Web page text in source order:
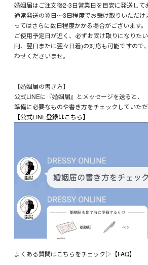
婚姻届はご注文後2-3日営業日を目安に発送して
通常発送の翌日～3日程度でお受け取りいただけ
ってはさらに数日程度かかる場合がございます。
ご使用予定日が近く、必ずお受け取りになりた
円、翌日または翌々日着)の対応も可能ですので
わせくださいませ。
【婚姻届の書き方】
公式LINEに『婚姻届』とメッセージを送ると、
準備に必要なものや書き方をチェックしていただ
【公式LINE登録はこちら】
よくある質問はこちらをチェック▷ 【FAQ】